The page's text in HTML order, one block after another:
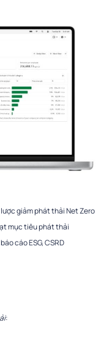
giảm phát thải Net Zero
mục tiêu phát thải
cáo ESG, CSRD
: